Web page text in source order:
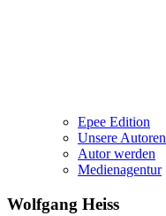
Epee Edition
Unsere Autoren
Autor werden
Medienagentur
Wolfgang Heiss